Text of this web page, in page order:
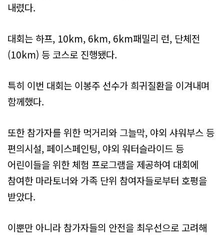
내렸다.
대회는 하프, 10km, 6km, 6km패밀리 런, 단체전
(10km) 등 코스로 진행됐다.
특히 이번 대회는 이봉주 선수가 희귀질환을 이겨내며
함께했다.
또한 참가자를 위한 먹거리와 그늘막, 야외 샤워부스 등
편의시설, 페이스페인팅, 야외 워터슬라이드 등
어린이들을 위한 체험 프로그램을 제공하여 대회에
참여한 마라토너와 가족 단위 참여자들로부터 호평을
받았다.
이뿐만 아니라 참가자들의 안전을 최우선으로 고려해